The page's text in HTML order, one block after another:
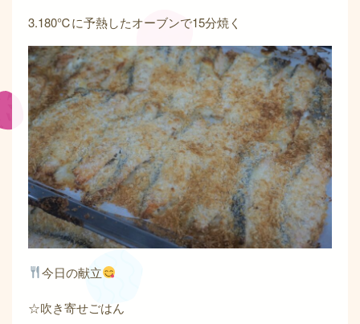
3.180℃に予熱したオーブンで15分焼く
今日の献立
☆吹き寄せごはん